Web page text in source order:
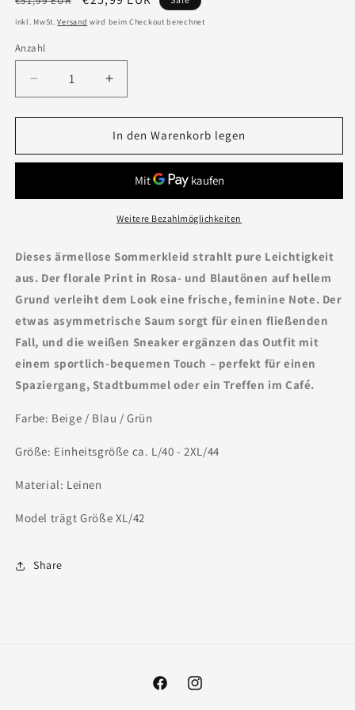
Preis
inkl. MwSt.Versand wird beim Checkout berechnet
Anzahl
Verringere
die
Menge
Leinenkleid
Erhöhe
die
Menge
für
Leinenkleid
Grün
In den Warenkorb legen
Weitere Bezahlmöglichkeiten
Dieses ärmellose Sommerkleid strahlt pure Leichtigkeit
aus. Der florale Print in Rosa- und Blautönen auf hellem
Grund verleiht dem Look eine frische, feminine Note. Der
etwas asymmetrische Saum sorgt für einen fließenden
Fall, und die weißen Sneaker ergänzen das Outfit mit
einem sportlich-bequemen Touch – perfekt für einen
Spaziergang, Stadtbummel oder ein Treffen im Café.
Farbe: Beige / Blau / Grün
Größe: Einheitsgröße ca. L/40 - 2XL/44
Material: Leinen
Model trägt Größe XL/42
Share
FacebookInstagram